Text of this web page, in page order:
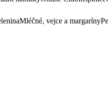
Mléčné, vejce a margaríny